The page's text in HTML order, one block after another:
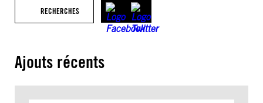
RECHERCHES
Ajouts récents